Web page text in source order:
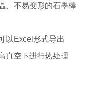
、不易变形的石墨棒
以Excel形式导出
真空下进行热处理